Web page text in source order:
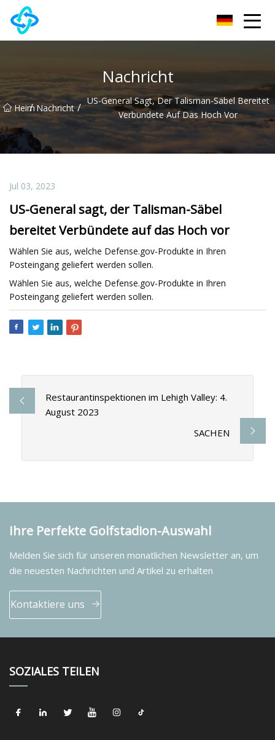
Nachricht
Heim
/ Nachricht / US-General Sagt, Der Talisman-Säbel Bereitet
Verbündete Auf Das Hoch Vor
Jul 03, 2023
US-General sagt, der Talisman-Säbel
bereitet Verbündete auf das Hoch vor
Wählen Sie aus, welche Defense.gov-Produkte in Ihren
Posteingang geliefert werden sollen.
Wählen Sie aus, welche Defense.gov-Produkte in Ihren
Posteingang geliefert werden sollen.
Restaurantinspektionen im Lehigh Valley: 4.
August 2023
SACHEN
Ihre Perfekte Golfstadion-Auswahl
Melden Sie sich für unseren monatlichen Newsletter an, um
die neuesten Nachrichten und Artikel zu erhalten
Kontaktiere uns
SOZIALES TEILEN